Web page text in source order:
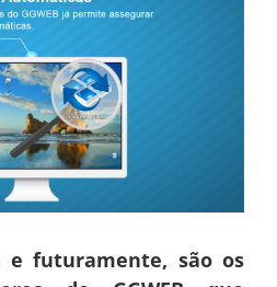
futuramente, são os